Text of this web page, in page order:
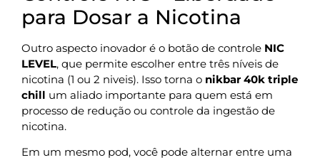
para Dosar a Nicotina
Outro aspecto inovador é o botão de controle NIC
LEVEL, que permite escolher entre três níveis de
nicotina (1 ou 2 niveis). Isso torna o nikbar 40k triple
chill um aliado importante para quem está em
processo de redução ou controle da ingestão de
nicotina.
Em um mesmo pod, você pode alternar entre uma